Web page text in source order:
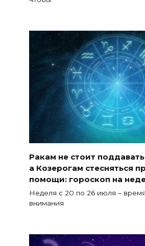
Ракам не стоит
а Козерогам стесняться
помощи: гороскоп на
Неделя с 20 по 26 июля – время
внимания